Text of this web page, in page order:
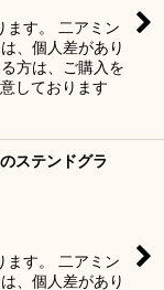
ます。 二アミン
、個人差があり
方は、ご購入を
しております
ステンドグラ
ます。 二アミン
、個人差があり